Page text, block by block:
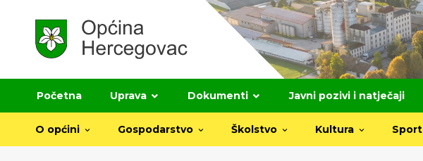
Početna Uprava Dokumenti Javni pozivi i natječaji
O općini Gospodarstvo Školstvo Kultura Sport